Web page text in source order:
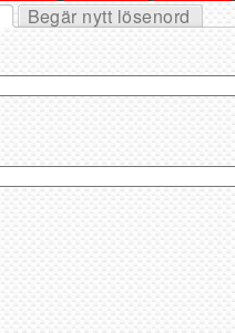
Begär nytt lösenord